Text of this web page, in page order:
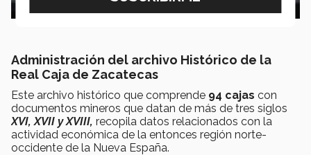
Administración del archivo Histórico de la
Real Caja de Zacatecas
Este archivo histórico que comprende 94 cajas con
documentos mineros que datan de más de tres siglos
XVI, XVII y XVIII, recopila datos relacionados con la
actividad económica de la entonces región norte-
occidente de la Nueva España.